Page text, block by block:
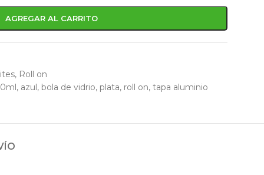
AGREGAR AL CARRITO
, Roll on
, azul, bola de vidrio, plata, roll on, tapa aluminio